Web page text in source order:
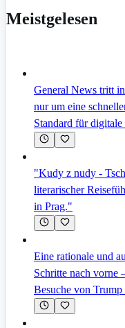
Meistgelesen
General News tritt
nur um eine
Standard für
"Kudy z nudy -
literarischer
in Prag."
Eine rationale und
Schritte nach vorne
Besuche von